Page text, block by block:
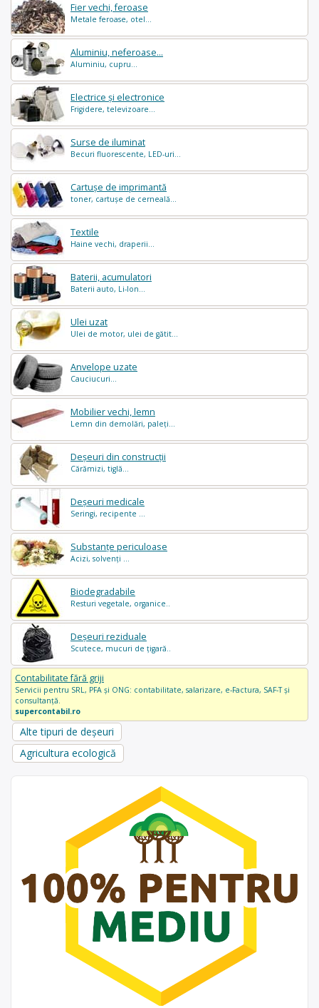
Fier vechi, feroase
Metale feroase, otel...
Aluminiu, neferoase...
Aluminiu, cupru...
Electrice și electronice
Frigidere, televizoare...
Surse de iluminat
Becuri fluorescente, LED-uri...
Cartușe de imprimantă
toner, cartușe de cerneală...
Textile
Haine vechi, draperii...
Baterii, acumulatori
Baterii auto, Li-Ion...
Ulei uzat
Ulei de motor, ulei de gătit...
Anvelope uzate
Cauciucuri...
Mobilier vechi, lemn
Lemn din demolări, paleți...
Deșeuri din construcții
Cărămizi, tiglă...
Deșeuri medicale
Seringi, recipente ...
Substanțe periculoase
Acizi, solvenți ...
Biodegradabile
Resturi vegetale, organice..
Deșeuri reziduale
Scutece, mucuri de țigară..
Contabilitate fără griji
Servicii pentru SRL, PFA și ONG: contabilitate, salarizare, e-Factura, SAF-T și
consultanță.
supercontabil.ro
Alte tipuri de deșeuri
Agricultura ecologică